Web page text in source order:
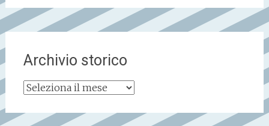
Archivio storico
Archivio